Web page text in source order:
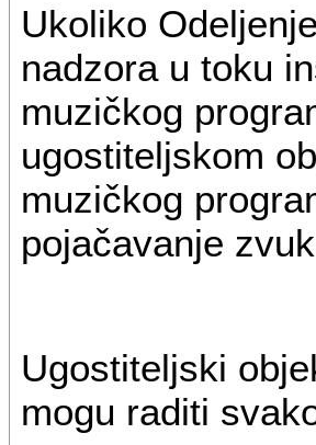
Ukoliko
nadzora u toku
muzičkog
ugostiteljskom
muzičkog
pojačavanje
Ugostiteljski
mogu raditi